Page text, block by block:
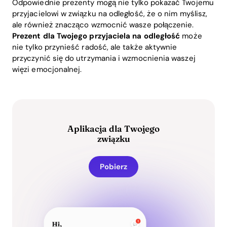
Odpowiednie prezenty mogą nie tylko pokazać Twojemu
przyjacielowi w związku na odległość, że o nim myślisz,
ale również znacząco wzmocnić wasze połączenie.
Prezent dla Twojego przyjaciela na odległość może
nie tylko przynieść radość, ale także aktywnie
przyczynić się do utrzymania i wzmocnienia waszej
więzi emocjonalnej.
Aplikacja dla Twojego
związku
Pobierz